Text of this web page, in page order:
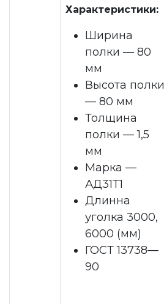
Характеристики:
Ширина
полки — 80
мм
Высота полки
— 80 мм
Толщина
полки — 1,5
мм
Марка —
АД31Т1
Длинна
уголка 3000,
6000 (мм)
ГОСТ 13738—
90